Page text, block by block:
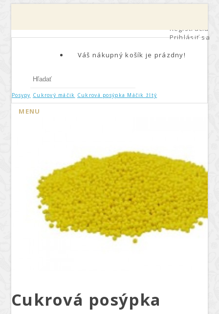
Registrácia
Prihlásiť sa
Váš nákupný košík je prázdny!
MENU
Posypy Cukrový máčik Cukrová posýpka Máčik žltý
Cukrová posýpka